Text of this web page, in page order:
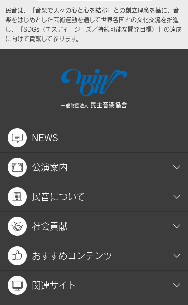
民音は、「音楽で人々の心と心を結ぶ」との創立理念を基に、音
楽をはじめとした芸術運動を通して世界各国との文化交流を推進
し、「SDGs（エスディージーズ／持続可能な開発目標）」の達成
に向けて貢献して参ります。
NEWS
公演案内
民音について
社会貢献
おすすめコンテンツ
関連サイト